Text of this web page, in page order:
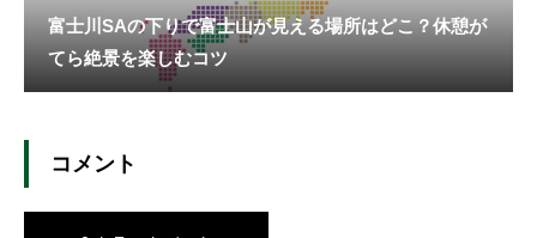
富士川SAの下りで富士山が見える場所はどこ？休憩が
てら絶景を楽しむコツ
コメント